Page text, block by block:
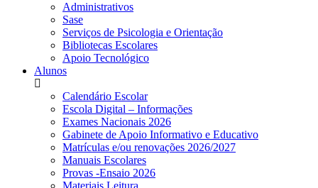
Administrativos
Sase
Serviços de Psicologia e Orientação
Bibliotecas Escolares
Apoio Tecnológico
Alunos
Calendário Escolar
Escola Digital – Informações
Exames Nacionais 2026
Gabinete de Apoio Informativo e Educativo
Matrículas e/ou renovações 2026/2027
Manuais Escolares
Provas -Ensaio 2026
Materiais Leitura